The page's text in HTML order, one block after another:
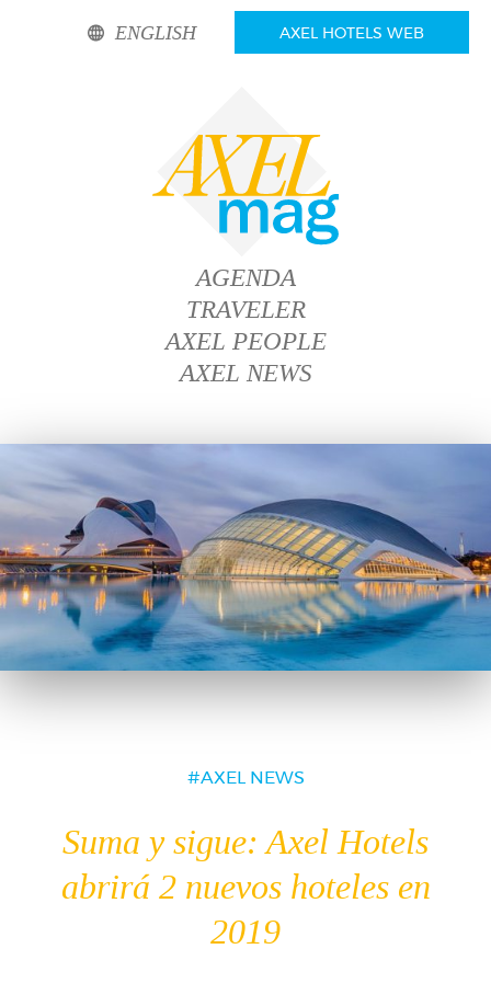
ENGLISH AXEL HOTELS WEB
AGENDA
TRAVELER
AXEL PEOPLE
AXEL NEWS
AXEL NEWS
Suma y sigue: Axel Hotels
abrirá 2 nuevos hoteles en
2019